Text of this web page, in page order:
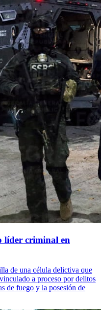
líder criminal en
de una célula delictiva que
a proceso por delitos
de fuego y la posesión de